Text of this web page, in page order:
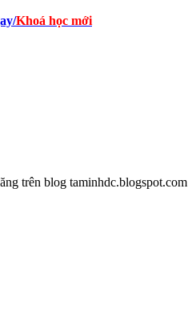
/Khoá học mới
trên blog taminhdc.blogspot.com